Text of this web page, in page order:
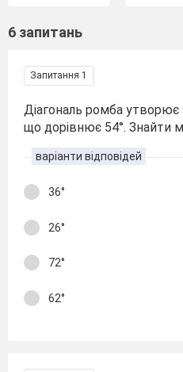
6 запитань
Запитання 1
Діагональ ромба утворює
що дорівнює 54°. Знайти
варіанти відповідей
36°
26°
72°
62°